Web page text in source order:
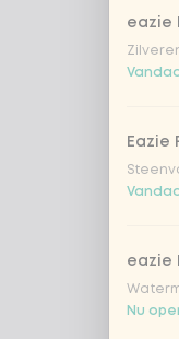
eazie
Eazie
eazie
Nu